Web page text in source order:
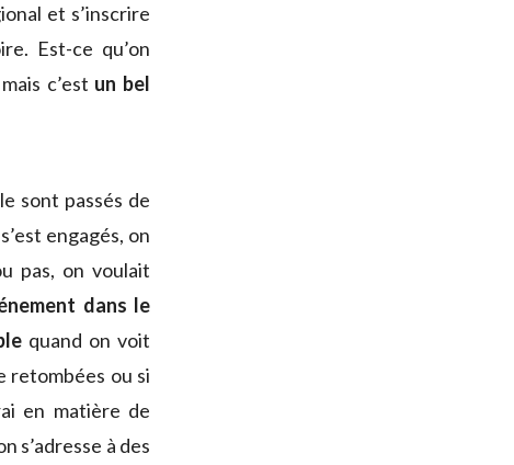
et s’inscrire
Est-ce qu’on
c’est un bel
sont passés de
engagés, on
pas, on voulait
dans le
quand on voit
retombées ou si
en matière de
s’adresse à des